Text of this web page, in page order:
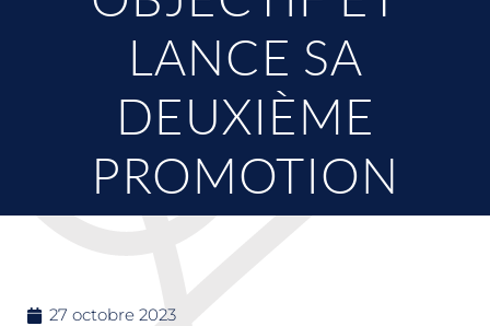
LANCE SA
DEUXIÈME
PROMOTION
27 octobre 2023